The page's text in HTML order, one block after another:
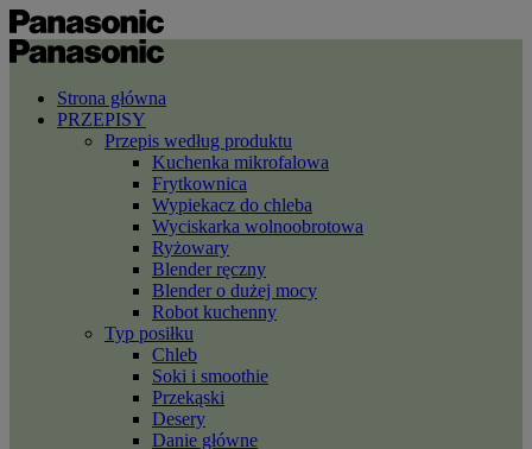
Strona główna
PRZEPISY
Przepis według produktu
Kuchenka mikrofalowa
Frytkownica
Wypiekacz do chleba
Wyciskarka wolnoobrotowa
Ryżowary
Blender ręczny
Blender o dużej mocy
Robot kuchenny
Typ posiłku
Chleb
Soki i smoothie
Przekąski
Desery
Danie główne